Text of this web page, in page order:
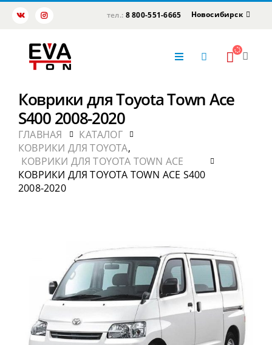
тел.: 8 800-551-6665 Новосибирск
Коврики для Toyota Town Ace
S400 2008-2020
ГЛАВНАЯ
КАТАЛОГ
КОВРИКИ ДЛЯ TOYOTA,
КОВРИКИ ДЛЯ TOYOTA TOWN ACE
КОВРИКИ ДЛЯ TOYOTA TOWN ACE S400
2008-2020